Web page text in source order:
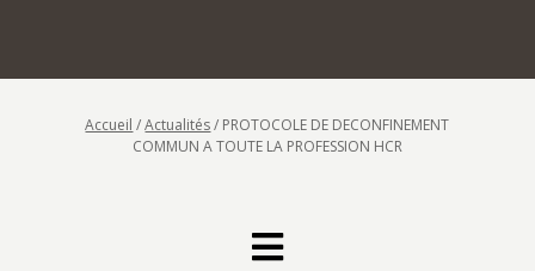
Accueil /Actualités/ PROTOCOLE DE DECONFINEMENT
COMMUN A TOUTE LA PROFESSION HCR
